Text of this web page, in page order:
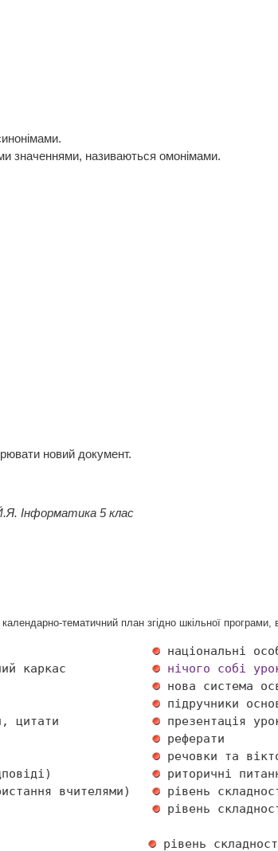
значеннями, називаються омонімами.
новий документ.
Інформатика 5 клас
календарно-тематичний план згідно шкільної
на уроці
опорний каркас
нічого собі
цитати
та відповіді)
вчителями)
сам
рівень